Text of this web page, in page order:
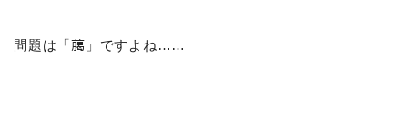
問題は「﨟」ですよね……